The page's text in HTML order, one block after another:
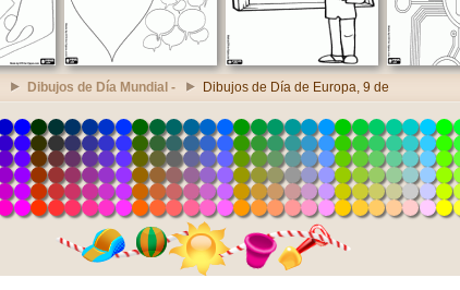
Dibujos de Día Mundial - Dibujos de Día de Europa, 9 de